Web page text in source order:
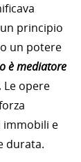
principio
un potere
è mediatore
Le opere
immobili e
durata.